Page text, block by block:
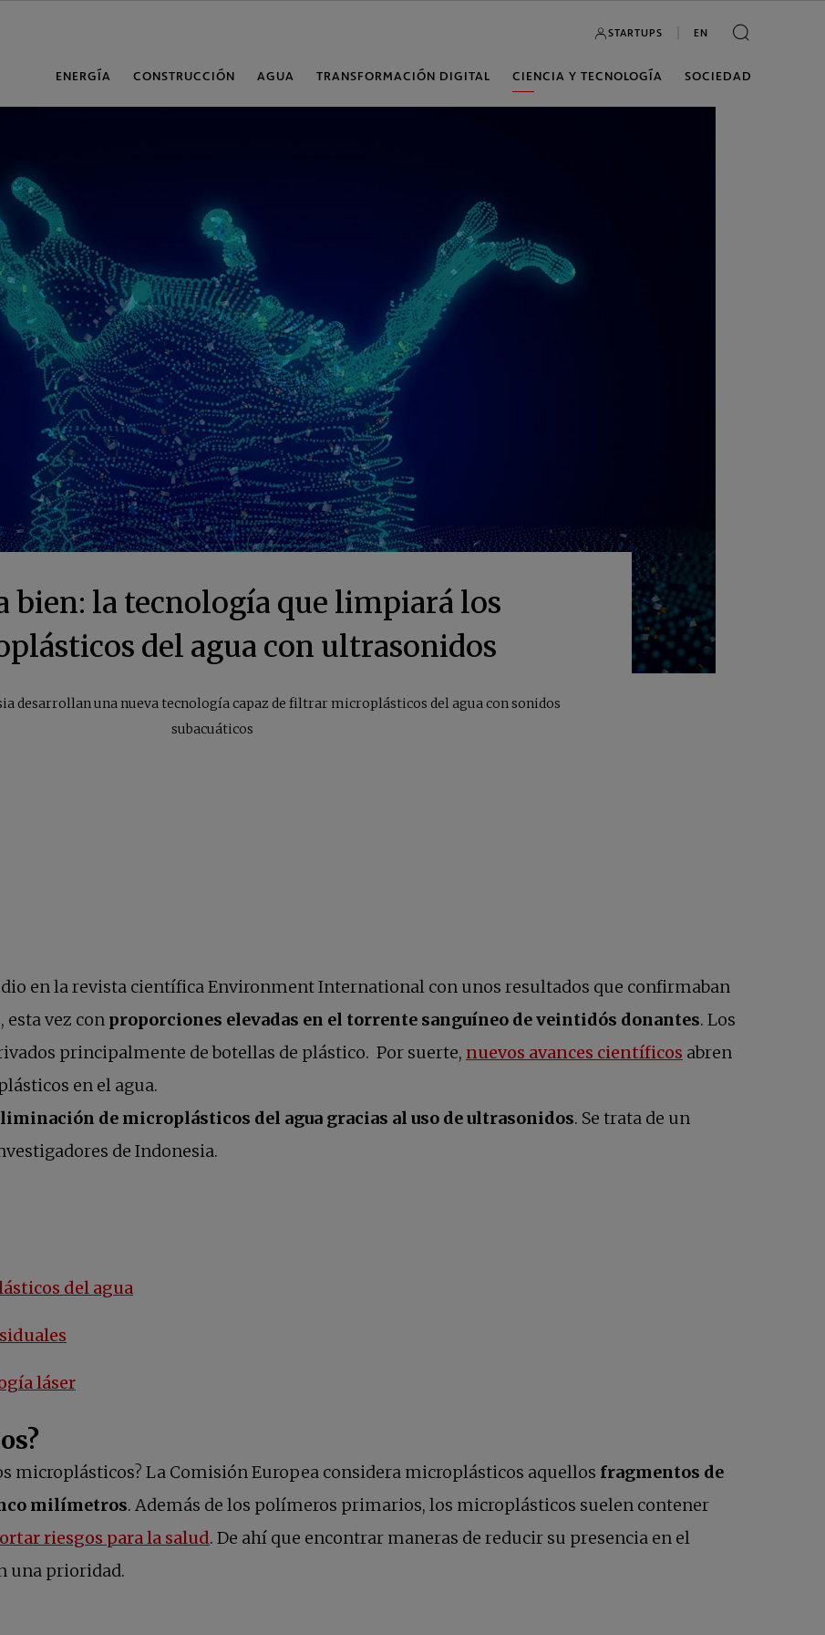
bien: la tecnología que limpiará los
del agua con ultrasonidos
desarrollan una nueva tecnología capaz de filtrar microplásticos del agua con sonidos
subacuáticos
en la revista científica Environment International con unos resultados que confirmaban
vez con proporciones elevadas en el torrente sanguíneo de veintidós donantes. Los
principalmente de botellas de plástico. Por suerte, nuevos avances científicos se abre en una
abren
en el agua.
de microplásticos del agua gracias al uso de ultrasonidos. Se trata de un
de Indonesia.
del agua
láser
microplásticos? La Comisión Europea considera microplásticos aquellos fragmentos de
milímetros. Además de los polímeros primarios, los microplásticos suelen contener
riesgos para la salud se abre en una pestaña nueva
. De ahí que encontrar maneras de reducir su presencia en el
una prioridad.